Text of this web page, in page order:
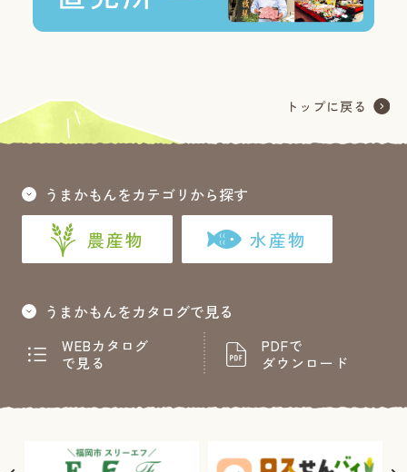
うまかもんをカテゴリから探す
農産物 水産物
うまかもんをカタログで見る
WEBカタログ
で見る
PDFで
ダウンロード